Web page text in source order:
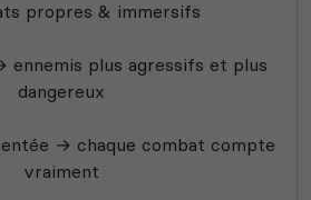
propres & immersifs
ennemis plus agressifs et plus
dangereux
→ chaque combat compte
vraiment